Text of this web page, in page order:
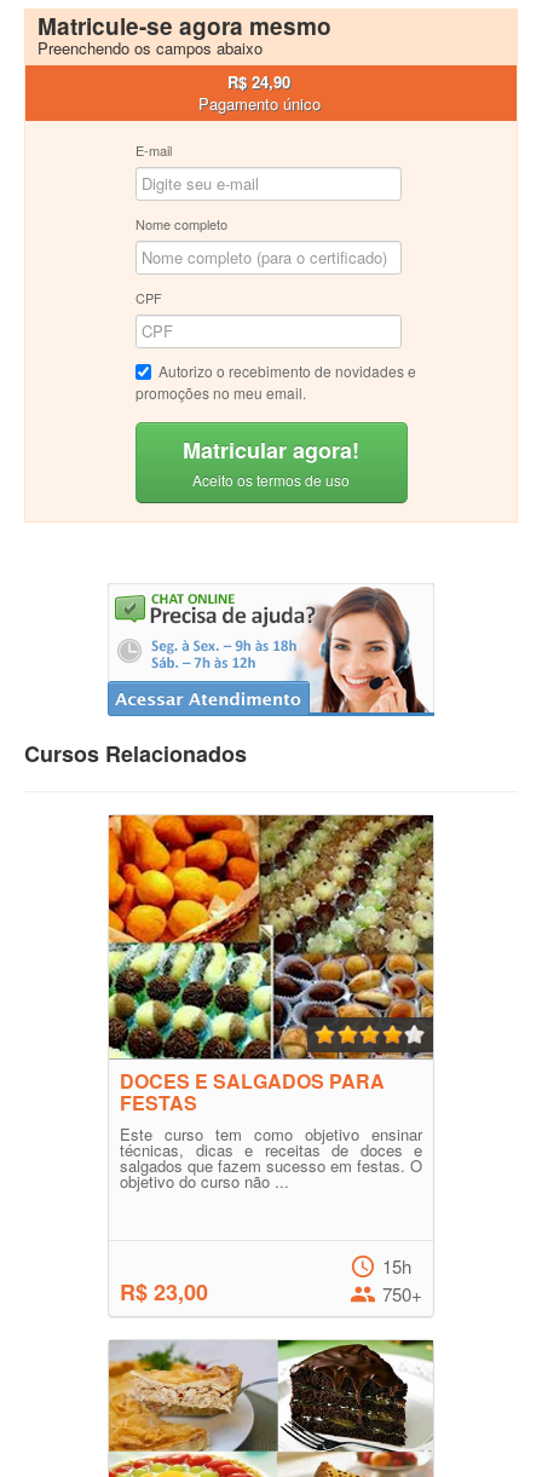
Matricule-se agora mesmo
Preenchendo os campos abaixo
R$ 24,90
Pagamento único
E-mail
Nome completo
CPF
Autorizo o recebimento de novidades e
promoções no meu email.
Matricular agora!
Aceito os termos de uso
Cursos Relacionados
DOCES E SALGADOS PARA
FESTAS
Este curso tem como objetivo ensinar
técnicas, dicas e receitas de doces e
salgados que fazem sucesso em festas. O
objetivo do curso não ...
R$ 23,00
15h
750+